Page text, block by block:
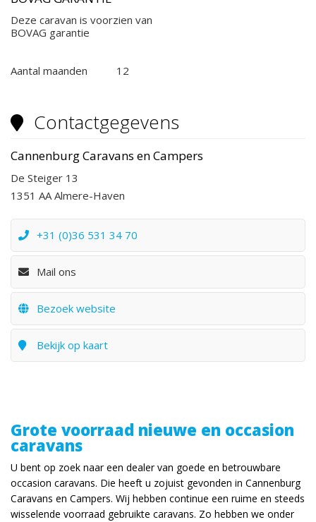
Deze caravan is voorzien van
BOVAG garantie
Aantal maanden 12
Contactgegevens
Cannenburg Caravans en Campers
De Steiger 13
1351 AA Almere-Haven
+31 (0)36 531 34 70
Mail ons
Bezoek website
Bekijk op kaart
Grote voorraad nieuwe en occasion
caravans
U bent op zoek naar een dealer van goede en betrouwbare
occasion caravans. Die heeft u zojuist gevonden in Cannenburg
Caravans en Campers. Wij hebben continue een ruime en steeds
wisselende voorraad gebruikte caravans. Zo hebben we onder